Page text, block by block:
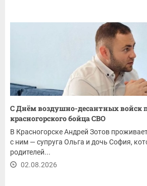
С Днём воздушно-десантных войск
красногорского бойца СВО
В Красногорске Андрей Зотов
с ним — супруга Ольга и дочь София,
родителей...
02.08.2026